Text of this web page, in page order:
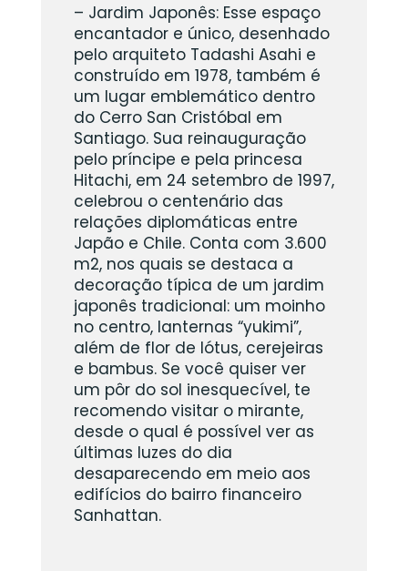
– Jardim Japonês: Esse espaço
encantador e único, desenhado
pelo arquiteto Tadashi Asahi e
construído em 1978, também é
um lugar emblemático dentro
do Cerro San Cristóbal em
Santiago. Sua reinauguração
pelo príncipe e pela princesa
Hitachi, em 24 setembro de 1997,
celebrou o centenário das
relações diplomáticas entre
Japão e Chile. Conta com 3.600
m2, nos quais se destaca a
decoração típica de um jardim
japonês tradicional: um moinho
no centro, lanternas “yukimi”,
além de flor de lótus, cerejeiras
e bambus. Se você quiser ver
um pôr do sol inesquecível, te
recomendo visitar o mirante,
desde o qual é possível ver as
últimas luzes do dia
desaparecendo em meio aos
edifícios do bairro financeiro
Sanhattan.